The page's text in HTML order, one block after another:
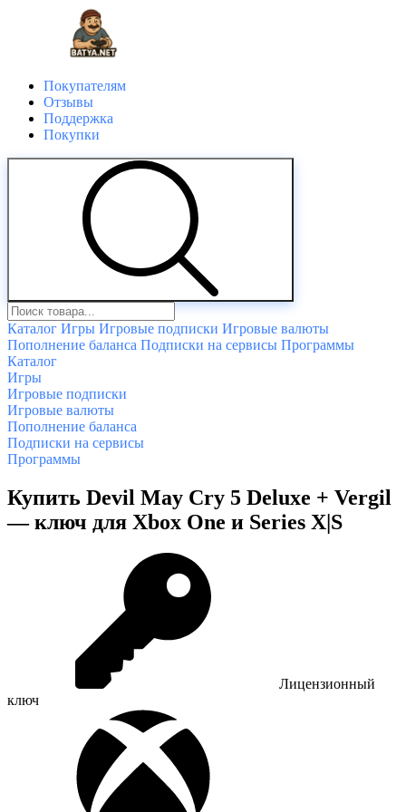
Покупателям
Отзывы
Поддержка
Покупки
Каталог Игры Игровые подписки Игровые валюты
Пополнение баланса Подписки на сервисы Программы
Каталог
Игры
Игровые подписки
Игровые валюты
Пополнение баланса
Подписки на сервисы
Программы
Купить Devil May Cry 5 Deluxe + Vergil
— ключ для Xbox One и Series X|S
Лицензионный
ключ